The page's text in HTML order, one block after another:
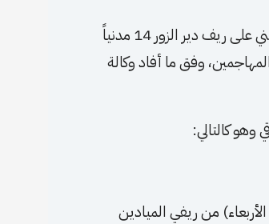
قتل إثر الهجمات التي شنتها قوات الحكومة السورية وميليشيا الدفاع الوطني على ريف دير الزور 14 مدنياً
فيما قتل خلال الهجمات المستمرة منذ 7 أيام 45 من المهاجمين، وفق ما أفاد وكالة
وهو كالتالي:
من ريفي الميادين